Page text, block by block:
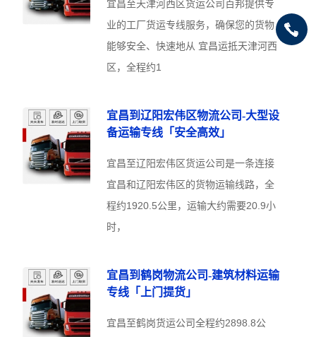
宜昌至天津河西区货运公司百邦提供专
业的工厂货运专线服务，确保您的货物
能够安全、快速地从 宜昌运抵天津河西
区，全程约1
宜昌到辽阳宏伟区物流公司-大型设
备运输专线「安全高效」
宜昌至辽阳宏伟区货运公司是一条连接
宜昌和辽阳宏伟区的货物运输线路，全
程约1920.5公里，运输大约需要20.9小
时，
宜昌到鹤岗物流公司-建筑材料运输
专线「上门提货」
宜昌至鹤岗货运公司全程约2898.8公